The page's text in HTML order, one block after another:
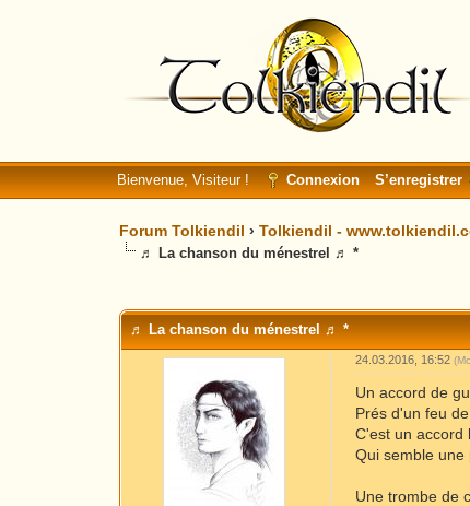
Bienvenue, Visiteur ! Connexion S’enregistrer
Forum Tolkiendil ›Tolkiendil -
♬ La chanson du ménestrel ♬ *
♬ La chanson du ménestrel ♬ *
24.03.2016, 16:52
Un accord de
Prés d'un feu
C'est un accord
Qui semble une
Une trombe de